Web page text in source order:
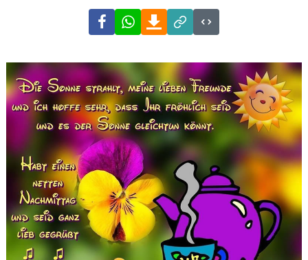
FacebookWhatsAppDownload
Link
Code